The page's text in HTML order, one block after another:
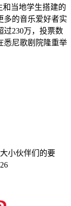
和当地学生搭建的
多的音乐爱好者实
过230万，投票数
悉尼歌剧院隆重举
小伙伴们的要